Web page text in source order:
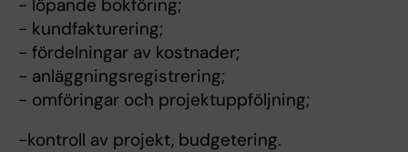
- löpande bokföring;
- kundfakturering;
- fördelningar av kostnader;
- anläggningsregistrering;
- omföringar och projektuppföljning;
-kontroll av projekt, budgetering.